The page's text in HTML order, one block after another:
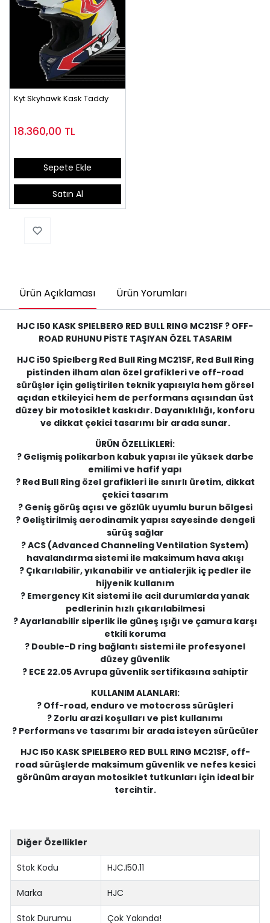
Kyt Skyhawk Kask Taddy
18.360,00 TL
Sepete Ekle
Satın Al
Ürün Açıklaması Ürün Yorumları
HJC I50 KASK SPIELBERG RED BULL RING MC21SF ? OFF-
ROAD RUHUNU PİSTE TAŞIYAN ÖZEL TASARIM
HJC i50 Spielberg Red Bull Ring MC21SF, Red Bull Ring
pistinden ilham alan özel grafikleri ve off-road
sürüşler için geliştirilen teknik yapısıyla hem görsel
açıdan etkileyici hem de performans açısından üst
düzey bir motosiklet kaskıdır. Dayanıklılığı, konforu
ve dikkat çekici tasarımı bir arada sunar.
ÜRÜN ÖZELLİKLERİ:
? Gelişmiş polikarbon kabuk yapısı ile yüksek darbe
emilimi ve hafif yapı
? Red Bull Ring özel grafikleri ile sınırlı üretim, dikkat
çekici tasarım
? Geniş görüş açısı ve gözlük uyumlu burun bölgesi
? Geliştirilmiş aerodinamik yapısı sayesinde dengeli
sürüş sağlar
? ACS (Advanced Channeling Ventilation System)
havalandırma sistemi ile maksimum hava akışı
? Çıkarılabilir, yıkanabilir ve antialerjik iç pedler ile
hijyenik kullanım
? Emergency Kit sistemi ile acil durumlarda yanak
pedlerinin hızlı çıkarılabilmesi
? Ayarlanabilir siperlik ile güneş ışığı ve çamura karşı
etkili koruma
? Double-D ring bağlantı sistemi ile profesyonel
düzey güvenlik
? ECE 22.05 Avrupa güvenlik sertifikasına sahiptir
KULLANIM ALANLARI:
? Off-road, enduro ve motocross sürüşleri
? Zorlu arazi koşulları ve pist kullanımı
? Performans ve tasarımı bir arada isteyen sürücüler
HJC I50 KASK SPIELBERG RED BULL RING MC21SF, off-
road sürüşlerde maksimum güvenlik ve nefes kesici
görünüm arayan motosiklet tutkunları için ideal bir
tercihtir.
Diğer Özellikler
Stok Kodu HJC.I50.11
Marka HJC
Stok Durumu Çok Yakında!